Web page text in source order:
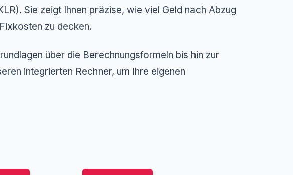
Sie zeigt Ihnen präzise, wie viel Geld nach Abzug
zu decken.
über die Berechnungsformeln bis hin zur
integrierten Rechner, um Ihre eigenen